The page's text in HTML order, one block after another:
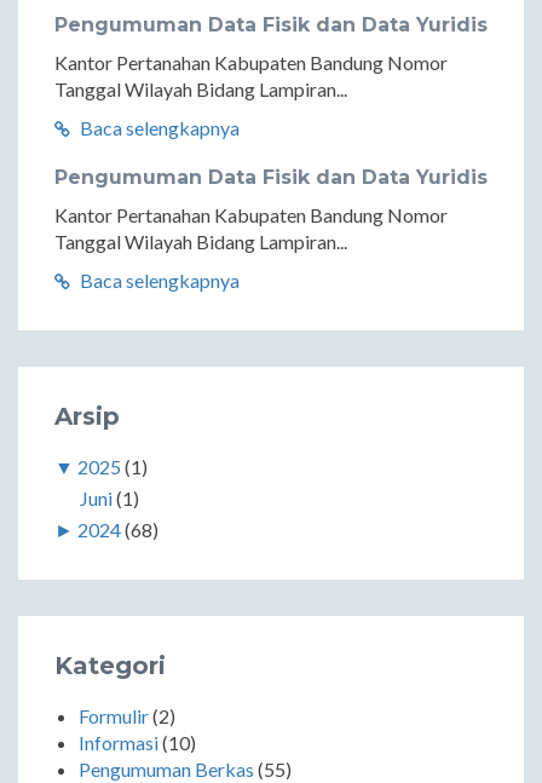
Pengumuman Data Fisik dan Data Yuridis
Kantor Pertanahan Kabupaten Bandung Nomor
Tanggal Wilayah Bidang Lampiran...
Baca selengkapnya
Pengumuman Data Fisik dan Data Yuridis
Kantor Pertanahan Kabupaten Bandung Nomor
Tanggal Wilayah Bidang Lampiran...
Baca selengkapnya
Arsip
▼ 2025 (1)
Juni(1)
► 2024(68)
Kategori
Formulir(2)
Informasi(10)
Pengumuman Berkas (55)